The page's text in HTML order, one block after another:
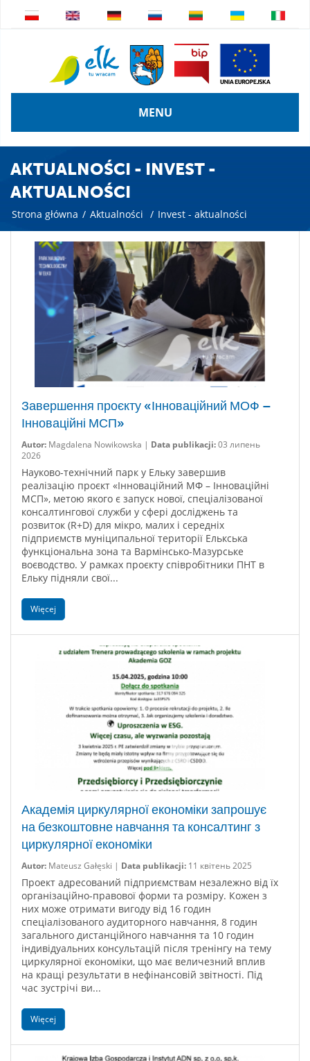
MENU
AKTUALNOŚCI - INVEST -
AKTUALNOŚCI
Strona główna / Aktualności / Invest - aktualności
Завершення проєкту «Інноваційний МОФ –
Інноваційні МСП»
Autor: Magdalena Nowikowska | Data publikacji:03 липень
2026
Науково-технічний парк у Ельку завершив
реалізацію проєкт «Інноваційний МФ – Інноваційні
МСП», метою якого є запуск нової, спеціалізованої
консалтингової служби у сфері досліджень та
розвиток (R+D) для мікро, малих і середніх
підприємств муніципальної території Елькська
функціональна зона та Вармінсько-Мазурське
воєводство. У рамках проєкту співробітники ПНТ в
Ельку підняли свої...
Więcej
Академія циркулярної економіки запрошує
на безкоштовне навчання та консалтинг з
циркулярної економіки
Autor: Mateusz Gałęski | Data publikacji: 11 квітень 2025
Проект адресований підприємствам незалежно від їх
організаційно-правової форми та розміру. Кожен з
них може отримати вигоду від 16 годин
спеціалізованого аудиторного навчання, 8 годин
загального дистанційного навчання та 10 годин
індивідуальних консультацій після тренінгу на тему
циркулярної економіки, що має величезний вплив
на кращі результати в нефінансовій звітності. Під
час зустрічі ви...
Więcej